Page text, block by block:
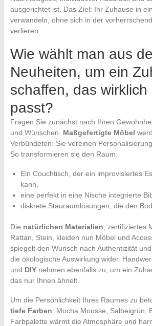
ausgerichtet ist. Das Ziel: Ihr Zuhause in
verwandeln, ohne sich in der
verlieren.
Wie wählt man aus
Neuheiten, um ein
schaffen, das wirklich
passt?
Fragen Sie zunächst nach Ihren
und Wünschen. Maßgefertigte Möbel
Verbündeten: Sie vereinen
So transformieren sie den Raum:
Ein Couchtisch, der ein improvisiertes
kann,
eine perfekt in eine Nische integrierte
diskrete Stauraumlösungen, die den
Die natürlichen Materialien , zertifiziertes
Rattan, Stein, kleiden nun Möbel und
spiegelt den Wunsch nach Authentizität
die ökologische Auswirkung wider.
und DIYnehmen ebenfalls zu, um ein
das nur Ihnen ähnelt.
Um die Persönlichkeit Ihres Raumes zu
tiefe Farben: Mocha Mousse, Salbeigrün,
Farbpalette wärmt die Atmosphäre und